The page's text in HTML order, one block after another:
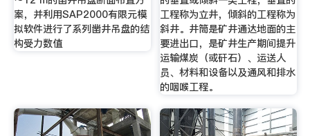
案，并利用SAP2000有限元模
拟软件进行了系列凿井吊盘的结
构受力数值
工程称为立井，倾斜的工程称为
斜井。井筒是矿井通达地面的主
要进出口，是矿井生产期间提升
运输煤炭（或矸石）、运送人
员、材料和设备以及通风和排水
的咽喉工程。